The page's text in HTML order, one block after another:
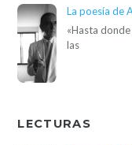
La poesía de
«Hasta
las
LECTURAS